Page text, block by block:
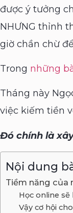
được ý tưởng
NHƯNG thỉnh
giờ chần chừ
Trong những
Tháng này
việc kiếm tiền
Đó chính là
Nội dung
Tiềm năng của
Học online
Vậy cơ hội